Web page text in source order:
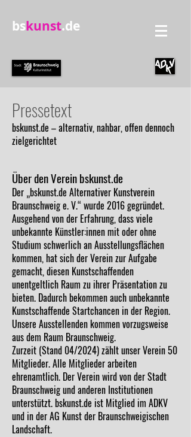
bskunst.de
Pressetext
bskunst.de – alternativ, nahbar, offen dennoch
zielgerichtet
Über den Verein bskunst.de
Der „bskunst.de Alternativer Kunstverein
Braunschweig e. V.“ wurde 2016 gegründet.
Ausgehend von der Erfahrung, dass viele
unbekannte Künstler:innen mit oder ohne
Studium schwerlich an Ausstellungsflächen
kommen, hat sich der Verein zur Aufgabe
gemacht, diesen Kunstschaffenden
unentgeltlich Raum zu ihrer Präsentation zu
bieten. Dadurch bekommen auch unbekannte
Kunstschaffende Startchancen in der Region.
Unsere Ausstellenden kommen vorzugsweise
aus dem Raum Braunschweig.
Zurzeit (Stand 04/2024) zählt unser Verein 50
Mitglieder. Alle Mitglieder arbeiten
ehrenamtlich. Der Verein wird von der Stadt
Braunschweig und anderen Institutionen
unterstützt. bskunst.de ist Mitglied im ADKV
und in der AG Kunst der Braunschweigischen
Landschaft.